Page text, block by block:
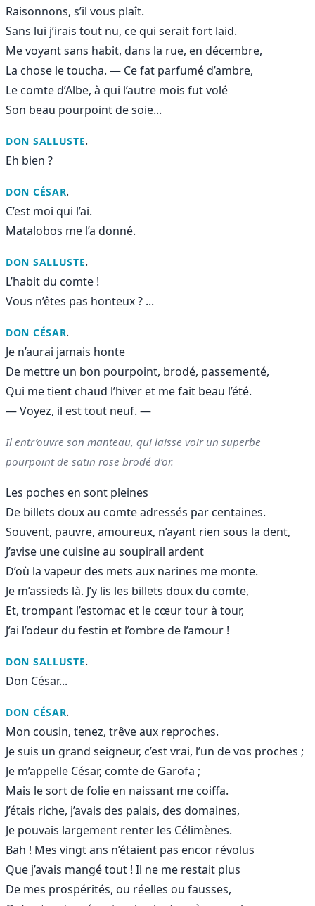
Raisonnons, s’il vous plaît.
Sans lui j’irais tout nu, ce qui serait fort laid.
Me voyant sans habit, dans la rue, en décembre,
La chose le toucha. — Ce fat parfumé d’ambre,
Le comte d’Albe, à qui l’autre mois fut volé
Son beau pourpoint de soie...
DON SALLUSTE.
Eh bien ?
DON CÉSAR.
C’est moi qui l’ai.
Matalobos me l’a donné.
DON SALLUSTE.
L’habit du comte !
Vous n’êtes pas honteux ? ...
DON CÉSAR.
Je n’aurai jamais honte
De mettre un bon pourpoint, brodé, passementé,
Qui me tient chaud l’hiver et me fait beau l’été.
— Voyez, il est tout neuf. —
Il entr’ouvre son manteau, qui laisse voir un superbe
pourpoint de satin rose brodé d’or.
Les poches en sont pleines
De billets doux au comte adressés par centaines.
Souvent, pauvre, amoureux, n’ayant rien sous la dent,
J’avise une cuisine au soupirail ardent
D’où la vapeur des mets aux narines me monte.
Je m’assieds là. J’y lis les billets doux du comte,
Et, trompant l’estomac et le cœur tour à tour,
J’ai l’odeur du festin et l’ombre de l’amour !
DON SALLUSTE.
Don César...
DON CÉSAR.
Mon cousin, tenez, trêve aux reproches.
Je suis un grand seigneur, c’est vrai, l’un de vos proches ;
Je m’appelle César, comte de Garofa ;
Mais le sort de folie en naissant me coiffa.
J’étais riche, j’avais des palais, des domaines,
Je pouvais largement renter les Célimènes.
Bah ! Mes vingt ans n’étaient pas encor révolus
Que j’avais mangé tout ! Il ne me restait plus
De mes prospérités, ou réelles ou fausses,